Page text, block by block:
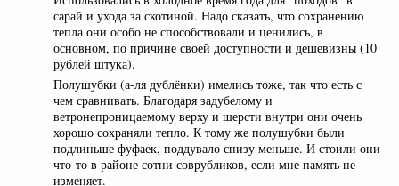
сарай и ухода за скотиной. Надо сказать, что сохранению
тепла они особо не способствовали и ценились, в
основном, по причине своей доступности и дешевизны (10
рублей штука).
Полушубки (а-ля дублёнки) имелись тоже, так что есть с
чем сравнивать. Благодаря задубелому и
ветронепроницаемому верху и шерсти внутри они очень
хорошо сохраняли тепло. К тому же полушубки были
подлиньше фуфаек, поддувало снизу меньше. И стоили они
что-то в районе сотни соврубликов, если мне память не
изменяет.